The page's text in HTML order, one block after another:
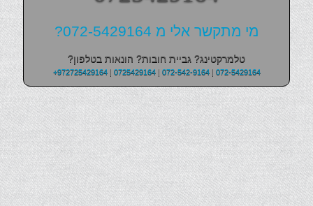
מי מתקשר אלי מ 072-5429164?
טלמרקטינג? גביית חובות? הונאות בטלפון?
+972725429164| 0725429164| 072-542-9164| 072-5429164